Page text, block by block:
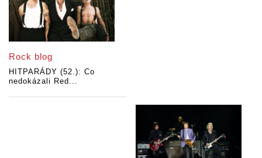
Rock blog
HITPARÁDY (52.): Co
nedokázali Red...